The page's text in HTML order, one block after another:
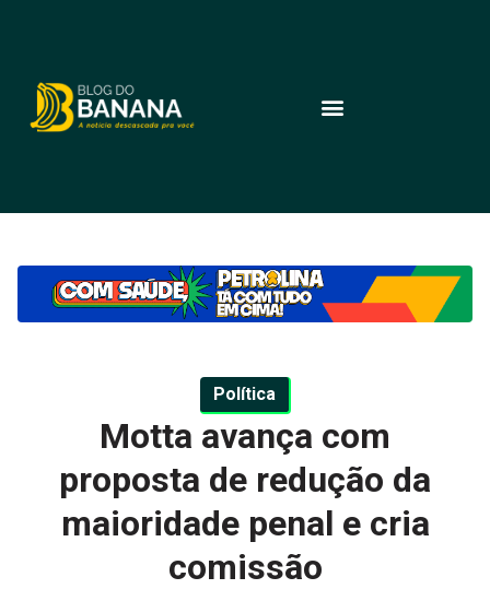
Política
Motta avança com
proposta de redução da
maioridade penal e cria
comissão